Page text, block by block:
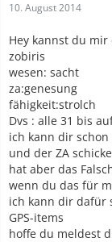
10. August 2014
Hey kannst du mir
zobiris
wesen: sacht
za:genesung
fähigkeit:strolch
Dvs : alle 31 bis
ich kann dir
und der ZA
hat aber das
wenn du das für
ich kann dir dafür
GPS-items
hoffe du meldest